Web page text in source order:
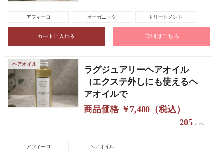
アフィーロ オーガニック トリートメント
詳細はこちら
ヘアオイル
ラグジュアリーヘアオイル
（エクステ外しにも使えるヘ
アオイルで
アフィーロ ヘアオイル
商品価格 ￥7,480（税込）
205 view